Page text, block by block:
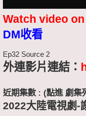
Watch video on
DM收看
Ep32 Source 2
外連影片連結：
近期集數 : (點進 劇集
2022大陸電視劇-